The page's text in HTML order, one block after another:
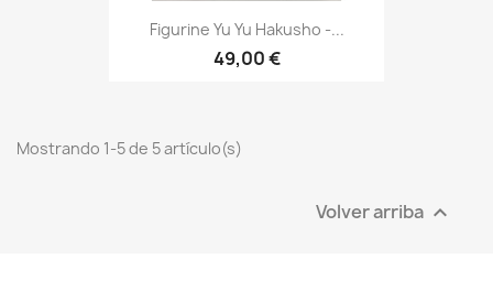
Figurine Yu Yu Hakusho -...
49,00 €
Mostrando 1-5 de 5 artículo(s)
Volver arriba 